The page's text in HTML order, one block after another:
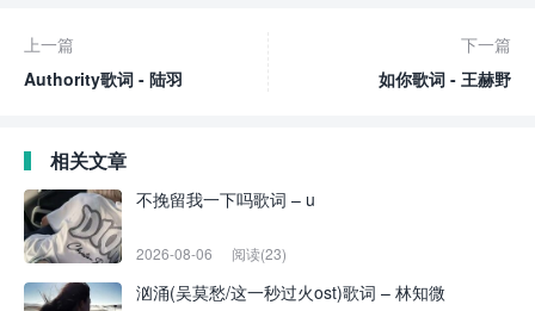
上一篇
Authority歌词 - 陆羽
下一篇
如你歌词 - 王赫野
相关文章
不挽留我一下吗歌词 – u
2026-08-06 阅读(23)
汹涌(吴莫愁/这一秒过火ost)歌词 – 林知微